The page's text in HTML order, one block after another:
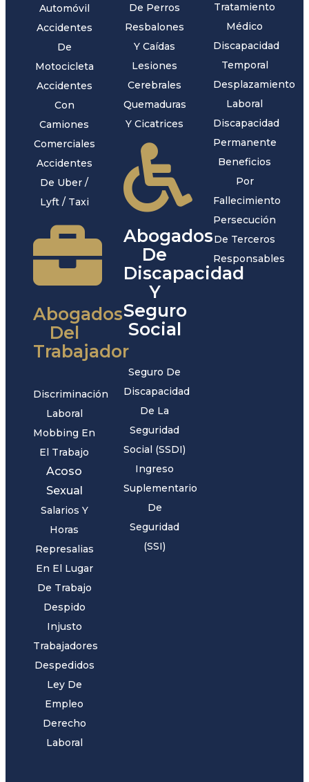
Automóvil
Accidentes
De
Motocicleta
Accidentes
Con
Camiones
Comerciales
Accidentes
De Uber /
Lyft / Taxi
Abogados
Del
Trabajador
Discriminación
Laboral
Mobbing En
El Trabajo
Acoso
Sexual
Salarios Y
Horas
Represalias
En El Lugar
De Trabajo
Despido
Injusto
Trabajadores
Despedidos
Ley De
Empleo
Derecho
Laboral
De Perros
Resbalones
Y Caídas
Lesiones
Cerebrales
Quemaduras
Y Cicatrices
Abogados
De
Discapacidad
Y
Seguro
Social
Seguro De
Discapacidad
De La
Seguridad
Social (SSDI)
Ingreso
Suplementario
De
Seguridad
(SSI)
Tratamiento
Médico
Discapacidad
Temporal
Desplazamiento
Laboral
Discapacidad
Permanente
Beneficios
Por
Fallecimiento
Persecución
De Terceros
Responsables